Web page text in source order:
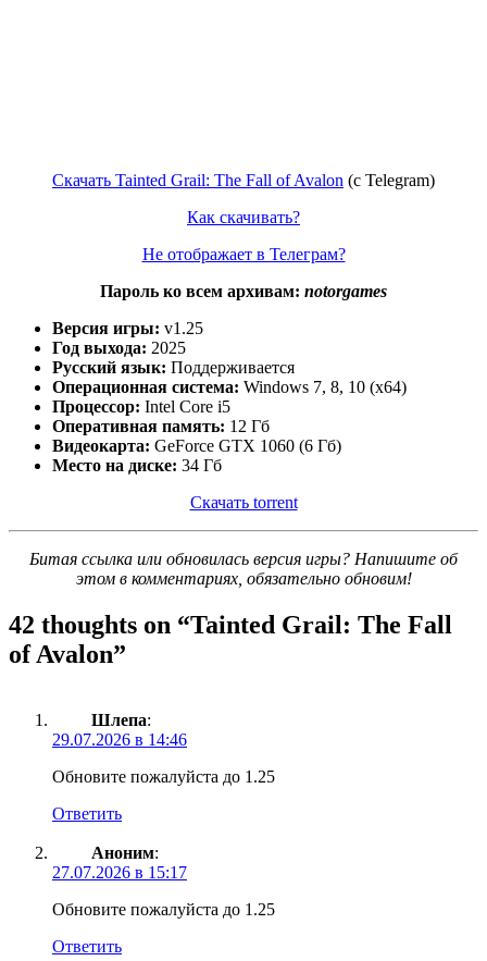
Скачать Tainted Grail: The Fall of Avalon (c Telegram)
Как скачивать?
Не отображает в Телеграм?
Пароль ко всем архивам: notorgames
Версия игры: v1.25
Год выхода: 2025
Русский язык: Поддерживается
Операционная система: Windows 7, 8, 10 (x64)
Процессор: Intel Core i5
Оперативная память: 12 Гб
Видеокарта: GeForce GTX 1060 (6 Гб)
Место на диске: 34 Гб
Скачать torrent
Битая ссылка или обновилась версия игры? Напишите об
этом в комментариях, обязательно обновим!
42 thoughts on “Tainted Grail: The Fall
of Avalon”
Шлепа:
29.07.2026 в 14:46
Обновите пожалуйста до 1.25
Ответить
Аноним:
27.07.2026 в 15:17
Обновите пожалуйста до 1.25
Ответить